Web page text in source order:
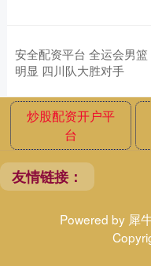
安全配资平台 全运会男
明显 四川队大胜对手
炒股配资开户平
台
友情链接：
Powered by 犀